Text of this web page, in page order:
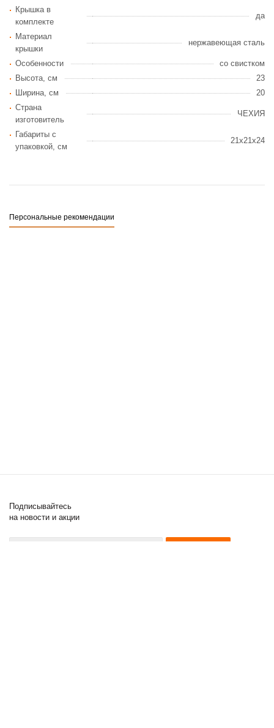
Крышка в
комплекте
да
Материал
крышки
нержавеющая сталь
Особенности
со свистком
Высота, см
23
Ширина, см
20
Страна
изготовитель
ЧЕХИЯ
Габариты c
упаковкой, см
21x21x24
Персональные рекомендации
Подписывайтесь
на новости и акции